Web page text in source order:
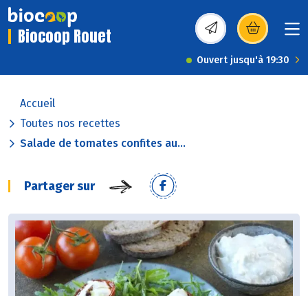
Biocoop Rouet (s’ouvre dans une
Ouvert jusqu'à 19:30
Accueil
Toutes nos recettes
Salade de tomates confites au...
Partager sur